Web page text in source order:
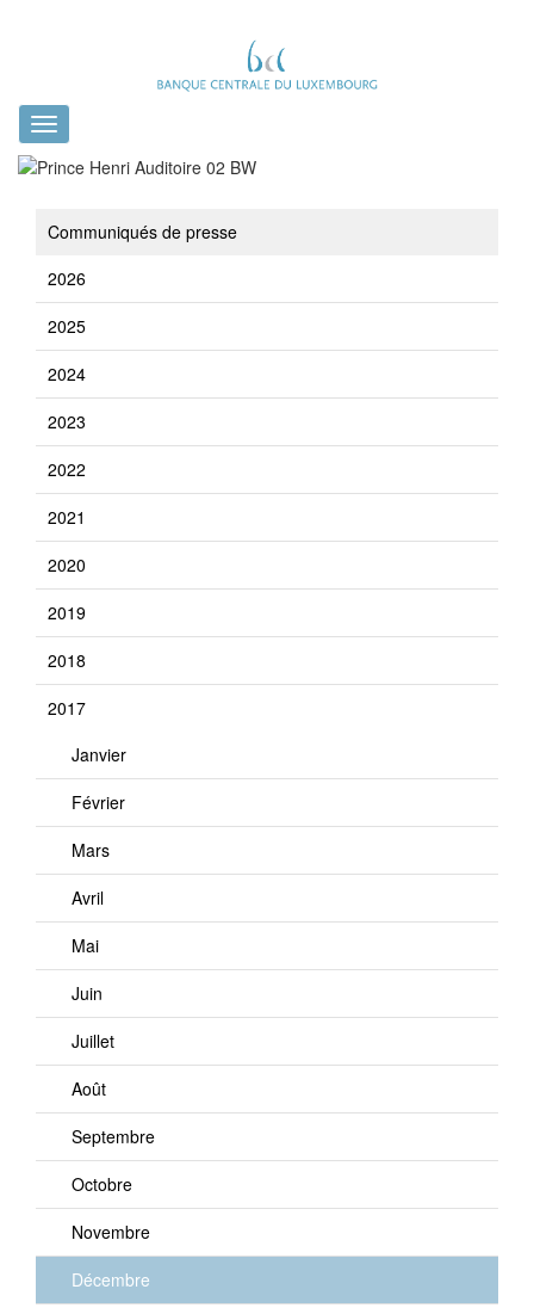
Toggle
navigation
Communiqués de presse
2026
2025
2024
2023
2022
2021
2020
2019
2018
2017
Janvier
Février
Mars
Avril
Mai
Juin
Juillet
Août
Septembre
Octobre
Novembre
Décembre